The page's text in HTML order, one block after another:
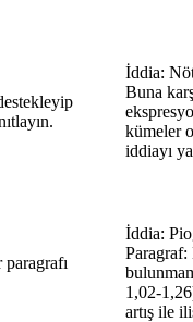
İddia:
Buna
kümeler
iddiayı
İddia:
1,02-
artış ile